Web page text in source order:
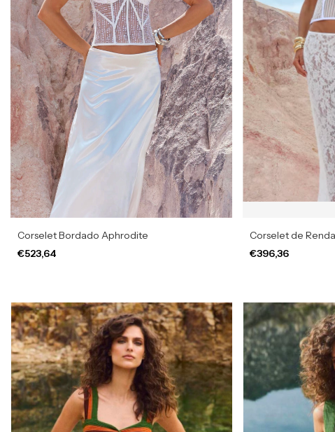
Corselet Bordado Aphrodite
€523,64
Corselet de
€396,36